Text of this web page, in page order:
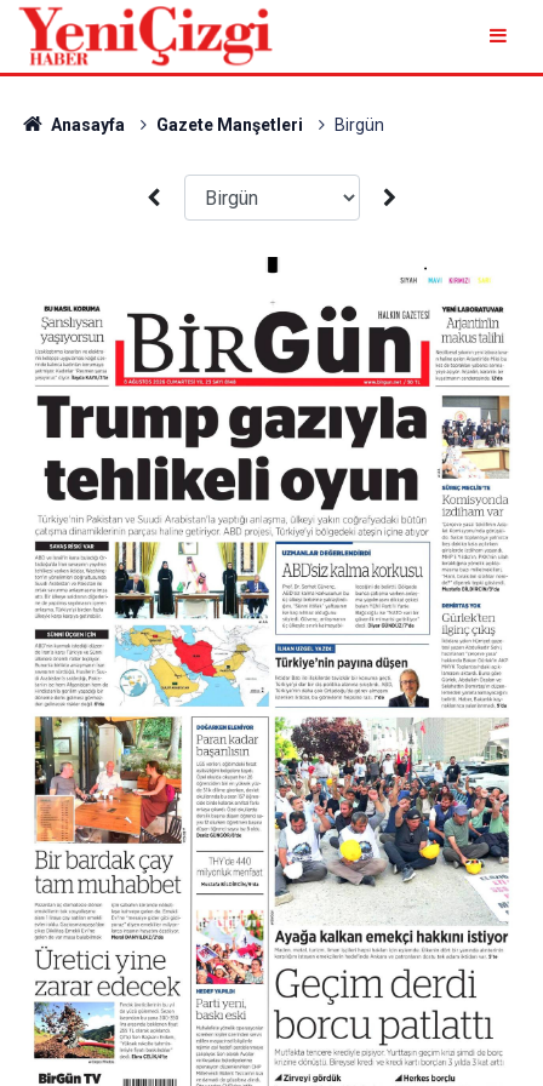
Anasayfa Gazete Manşetleri Birgün